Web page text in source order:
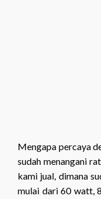
Mengapa percaya
sudah menangani
kami jual, dimana
mulai dari 60 watt,